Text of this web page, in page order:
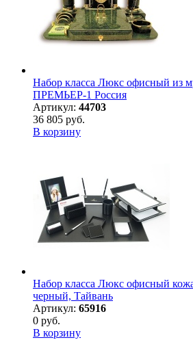
Набор класса Люкс офисный из
ПРЕМЬЕР-1 Россия
Артикул: 44703
36 805 руб.
В корзину
Набор класса Люкс офисный
черный, Тайвань
Артикул: 65916
0 руб.
В корзину